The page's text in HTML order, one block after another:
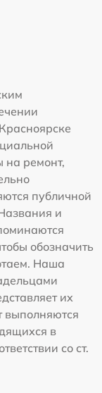
на ремонт,
публичной
и
обозначить
Наша
их
выполняются
в
со ст.